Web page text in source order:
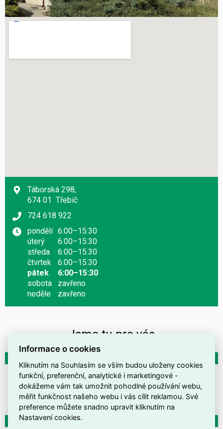
Táborská 298,
674 01 Třebíč
724 618 922
pondělí 6:00–15:30
úterý
6:00–15:30
středa
6:00–15:30
čtvrtek
6:00–15:30
pátek
6:00–15:30
sobota
zavřeno
neděle zavřeno
Jsme tu pro vás
Hana Pekárková
724 618 922
pekarkova@emas.cz
Jakub Hrdlička
724 618 176
skladtr@emas.cz
referent obchodu
Informace o cookies
Kliknutím na Souhlasím se vším budou uloženy cookies
funkční, preferenční, analytické i marketingové -
dokážeme vám tak umožnit pohodlné používání webu,
měřit funkčnost našeho webu i vás cílit reklamou. Své
preference můžete snadno upravit kliknutím na
Nastavení cookies.